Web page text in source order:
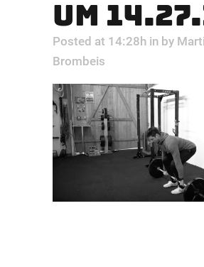
UM
Posted at 14:28h in by
Brombeis